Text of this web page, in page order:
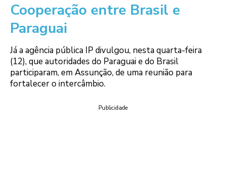
Cooperação entre Brasil e
Paraguai
Já a agência pública IP divulgou, nesta quarta-feira
(12), que autoridades do Paraguai e do Brasil
participaram, em Assunção, de uma reunião para
fortalecer o intercâmbio.
Publicidade